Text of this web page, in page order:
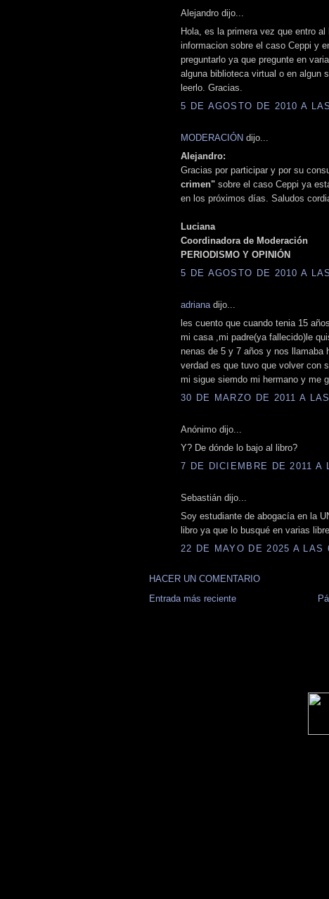
Alejandro dijo...
Hola, es la primera vez que entro
informacion sobre el caso Ceppi y
preguntarlo ya que pregunte en
alguna biblioteca virtual o en algun
leerlo. Gracias.
5 DE AGOSTO DE 2010 A
MODERACIÓN dijo...
Alejandro:
Gracias por participar y por su
crimen" sobre el caso Ceppi ya
en los próximos días. Saludos
Luciana
Coordinadora de Moderación
PERIODISMO Y OPINIÓN
5 DE AGOSTO DE 2010 A
adriana dijo...
les cuento que cuando tenia 15
mi casa ,mi padre(ya fallecido)le
nenas de 5 y 7 años y nos llamaba
verdad es que tuvo que volver con
mi sigue siemdo mi hermano y me
30 DE MARZO DE 2011 A
Anónimo dijo...
Y? De dónde lo bajo al libro?
7 DE DICIEMBRE DE 2011 A
Sebastián dijo...
Soy estudiante de abogacía en la
libro ya que lo busqué en varias
22 DE MAYO DE 2025 A LAS
HACER UN COMENTARIO
Entrada más reciente